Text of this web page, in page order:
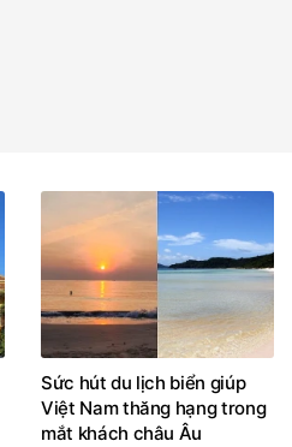
Sức hút du lịch biển giúp
Việt Nam thăng hạng trong
mắt khách châu Âu